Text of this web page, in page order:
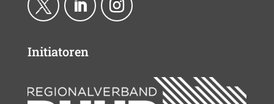
Initiatoren